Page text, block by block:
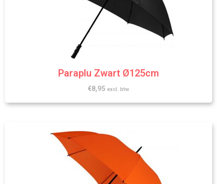
Paraplu Zwart Ø125cm
€8,95 excl. btw